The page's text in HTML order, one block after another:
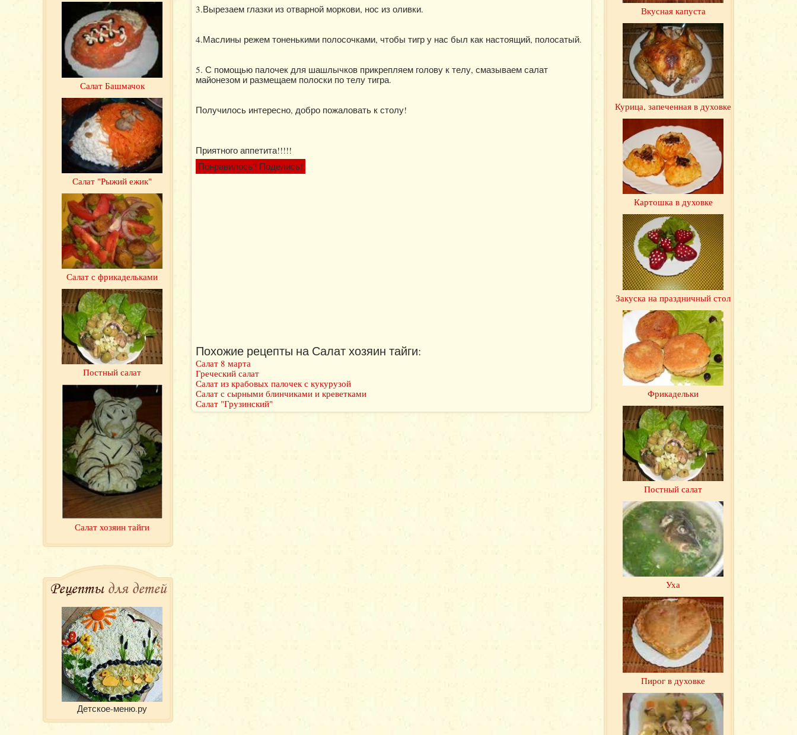
3.Вырезаем глазки из отварной моркови, нос из оливки.
4.Маслины режем тоненькими полосочками, чтобы тигр у нас был как настоящий, полосатый.
5. С помощью палочек для шашлычков прикрепляем голову к телу, смазываем салат
майонезом и размещаем полоски по телу тигра.
Получилось интересно, добро пожаловать к столу!
Приятного аппетита!!!!!
Понравилось? Поделись!
Похожие рецепты на Салат хозяин тайги:
Салат 8 марта
Греческий салат
Салат из крабовых палочек с кукурузой
Салат с сырными блинчиками и креветками
Салат "Грузинский"
Салат Башмачок
Салат "Рыжий ежик"
Салат с фрикадельками
Постный салат
Салат хозяин тайги
Рецепты для детей
Детское-меню.ру
Вкусная капуста
Курица, запеченная в духовке
Картошка в духовке
Закуска на праздничный стол
Фрикадельки
Постный салат
Уха
Пирог в духовке